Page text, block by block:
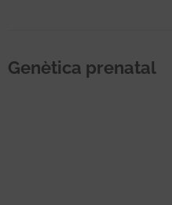
Genètica prenatal